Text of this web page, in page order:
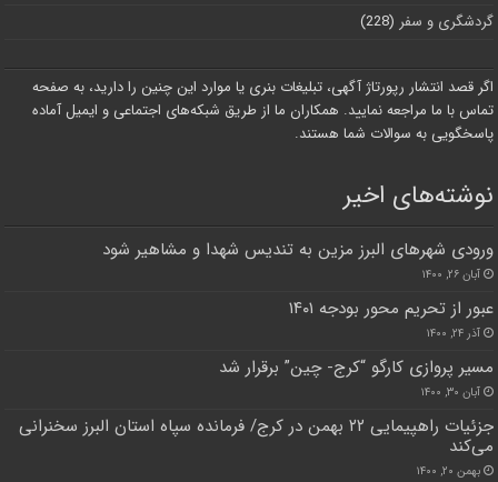
گردشگری و سفر (228)
اگر قصد انتشار رپورتاژ آگهی، تبلیغات بنری یا موارد این چنین را دارید، به صفحه
تماس با ما مراجعه نمایید. همکاران ما از طریق شبکه‌های اجتماعی و ایمیل آماده
پاسخگویی به سوالات شما هستند.
نوشته‌های اخیر
ورودی شهرهای البرز مزین به تندیس شهدا و مشاهیر شود
آبان ۲۶, ۱۴۰۰
عبور از تحریم محور بودجه ۱۴۰۱
آذر ۲۴, ۱۴۰۰
مسیر پروازی کارگو “کرج- چین” برقرار شد
آبان ۳۰, ۱۴۰۰
جزئیات راهپیمایی ۲۲ بهمن در کرج/ فرمانده سپاه استان البرز سخنرانی
می‌کند
بهمن ۲۰, ۱۴۰۰